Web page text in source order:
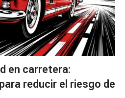
en carretera:
reducir el riesgo de